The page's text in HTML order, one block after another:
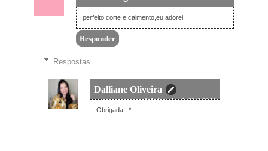
perfeito corte e caimento,eu adorei
Responder
Respostas
Dalliane Oliveira
3 de fevereiro de 2016 20:56
Obrigada! :*